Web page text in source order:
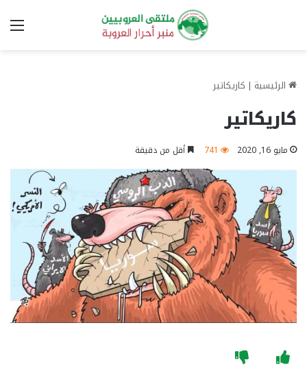
الرئيسية | كاريكاتير
كاريكاتير
مايو 16, 2020 741 أقل من دقيقة